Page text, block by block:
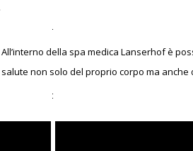
della spa medica Lanserhof è
non solo del proprio corpo ma anche